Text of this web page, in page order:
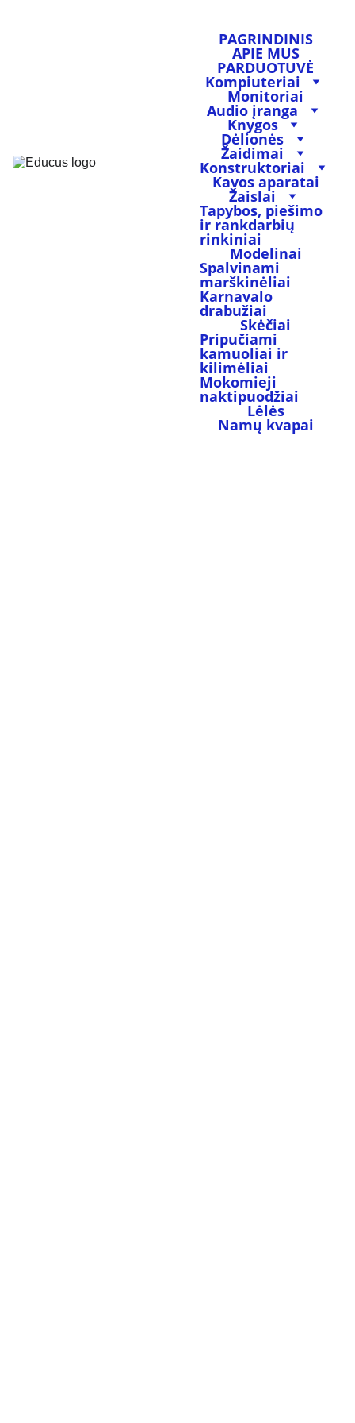
PAGRINDINIS
APIE MUS
PARDUOTUVĖ
Kompiuteriai
Monitoriai
Audio įranga
Knygos
Dėlionės
Žaidimai
Konstruktoriai
Kavos aparatai
Žaislai
Tapybos, piešimo
ir rankdarbių
rinkiniai
Modelinai
Spalvinami
marškinėliai
Karnavalo
drabužiai
Skėčiai
Pripučiami
kamuoliai ir
kilimėliai
Mokomieji
naktipuodžiai
Lėlės
Namų kvapai